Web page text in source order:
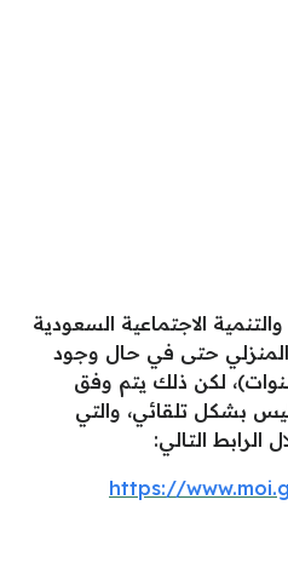
الاجتماعية السعودية
المنزلي حتى في حال وجود
هروب قديم (مثل 3 سنوات)، لكن ذلك يتم وفق
بشكل تلقائي، والتي
التالي:
https://